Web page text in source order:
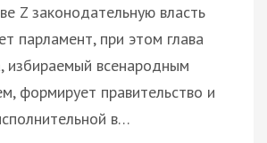
Z законодательную власть
парламент, при этом глава
избираемый всенародным
формирует правительство и
в…